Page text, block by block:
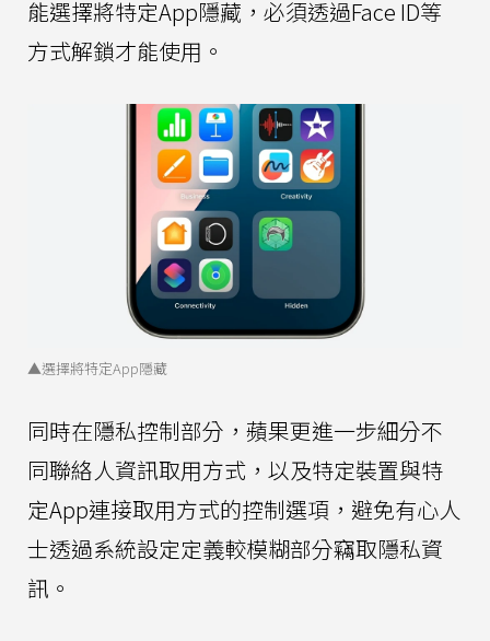
能選擇將特定App隱藏，必須透過Face ID等
方式解鎖才能使用。
▲選擇將特定App隱藏
同時在隱私控制部分，蘋果更進一步細分不
同聯絡人資訊取用方式，以及特定裝置與特
定App連接取用方式的控制選項，避免有心人
士透過系統設定定義較模糊部分竊取隱私資
訊。